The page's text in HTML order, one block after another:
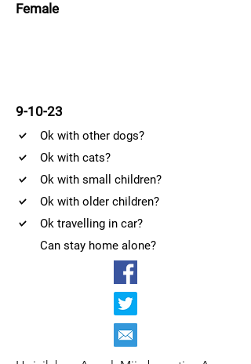
Female
9-10-23
Ok with other dogs?
Ok with cats?
Ok with small children?
Ok with older children?
Ok travelling in car?
Can stay home alone?